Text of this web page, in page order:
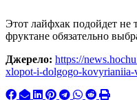
Этот лайфхак подойдет не
фруктане обязательно
Джерело: https://
xlopot-i-dolgogo-kovyrianiia-